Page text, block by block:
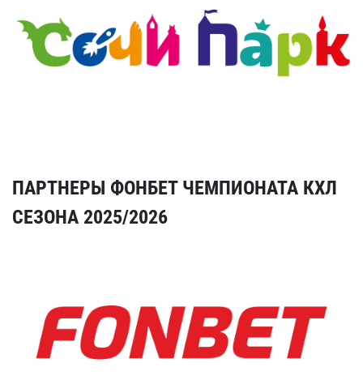
ПАРТНЕРЫ ФОНБЕТ ЧЕМПИОНАТА КХЛ
СЕЗОНА 2025/2026